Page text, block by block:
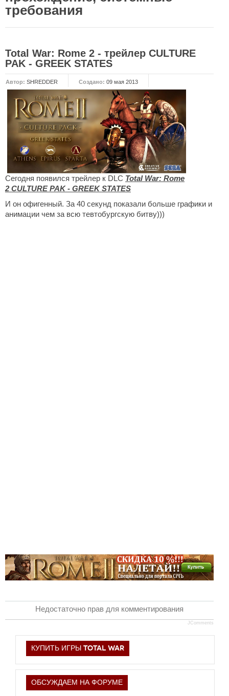
НОВОСТИ
Новости Total War: WARHAMMER
Новости Total War: Attila
Новости Total War: Rome 2
ОБЩИЕ СТАТЬИ
ФОРУМ
МОДЫ
Моддинг ROME 2
Моддинг Empire
Моддинг Shogun 2
Моддинг Napoleon
требования
Total War: Rome 2 - трейлер CULTURE
PAK - GREEK STATES
Автор: SHREDDER Создано: 09 мая 2013
Сегодня появился трейлер к DLC Total War: Rome
2CULTURE PAK - GREEK STATES
И он офигенный. За 40 секунд показали больше графики и
анимации чем за всю тевтобургскую битву)))
Недостаточно прав для комментирования
JComments
КУПИТЬ ИГРЫ TOTAL WAR
ОБСУЖДАЕМ НА ФОРУМЕ